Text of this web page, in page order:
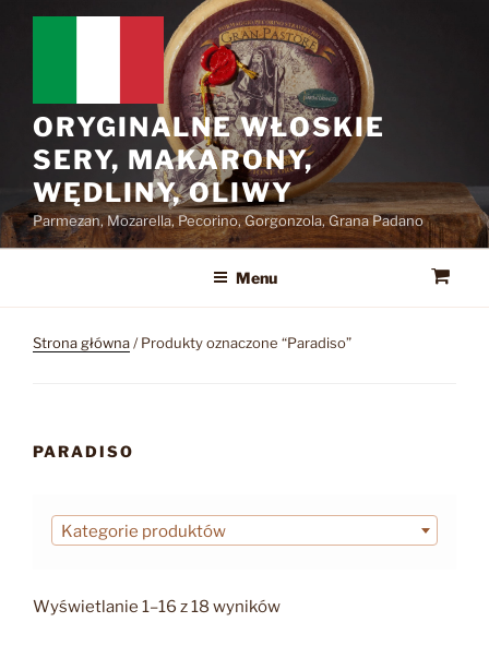
Przejdź
ORYGINALNE WŁOSKIE
SERY, MAKARONY,
WĘDLINY, OLIWY
Parmezan, Mozarella, Pecorino, Gorgonzola, Grana Padano
Menu
Strona główna/ Produkty oznaczone “Paradiso”
PARADISO
Kategorie produktów
Wyświetlanie 1–16 z 18 wynikówPosortowane